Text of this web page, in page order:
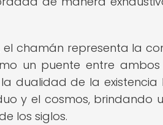
el chamán representa la
un puente entre
dualidad de la
y el cosmos,
los siglos.